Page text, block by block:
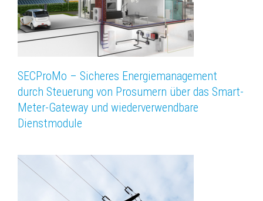
SECProMo – Sicheres Energiemanagement
durch Steuerung von Prosumern über das Smart-
Meter-Gateway und wiederverwendbare
Dienstmodule